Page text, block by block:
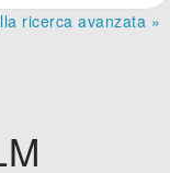
ricerca avanzata »